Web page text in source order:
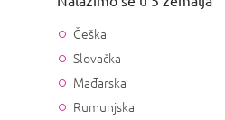
Češka
Slovačka
Mađarska
Rumunjska